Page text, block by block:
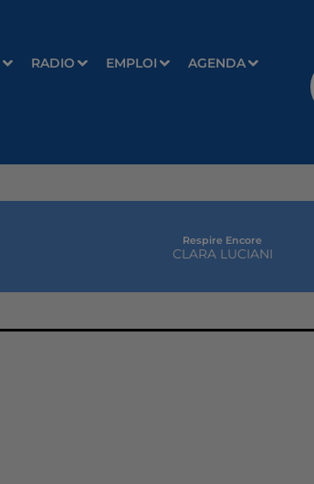
RADIO EMPLOI AGENDA
Respire Encore
CLARA LUCIANI